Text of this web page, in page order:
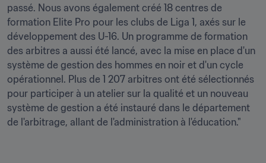
passé. Nous avons également créé 18 centres de
formation Elite Pro pour les clubs de Liga 1, axés sur le
développement des U-16. Un programme de formation
des arbitres a aussi été lancé, avec la mise en place d'un
système de gestion des hommes en noir et d'un cycle
opérationnel. Plus de 1 207 arbitres ont été sélectionnés
pour participer à un atelier sur la qualité et un nouveau
système de gestion a été instauré dans le département
de l'arbitrage, allant de l'administration à l'éducation."